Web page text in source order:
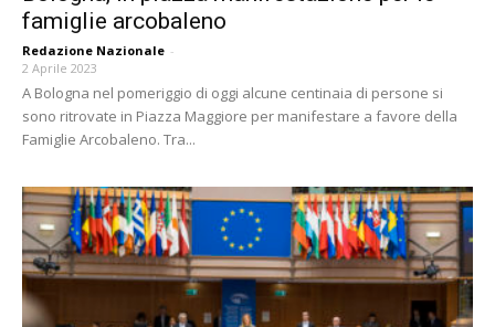
famiglie arcobaleno
Redazione Nazionale -
2 Aprile 2023
A Bologna nel pomeriggio di oggi alcune centinaia di persone si
sono ritrovate in Piazza Maggiore per manifestare a favore della
Famiglie Arcobaleno. Tra...